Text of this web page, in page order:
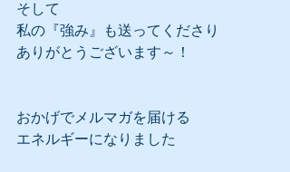
そして
私の『強み』も送ってくださり
ありがとうございます～！
おかげでメルマガを届ける
エネルギーになりました